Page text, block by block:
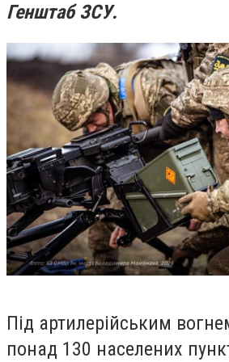
Генштаб ЗСУ.
Під артилерійським
понад 130 населених